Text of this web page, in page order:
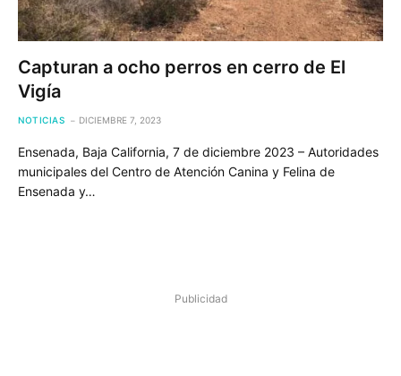
Capturan a ocho perros en cerro de El
Vigía
NOTICIAS DICIEMBRE 7, 2023
Ensenada, Baja California, 7 de diciembre 2023 – Autoridades
municipales del Centro de Atención Canina y Felina de
Ensenada y…
Publicidad